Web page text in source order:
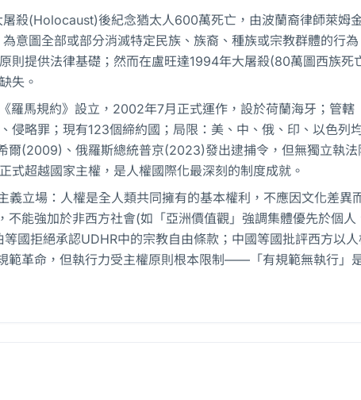
屠殺(Holocaust)後紀念猶太人600萬死亡，由波蘭裔律師萊姆
意圖全部或部分消滅特定民族、族裔、種族或宗教群體的行
則提供法律基礎；然而在盧旺達1994年大屠殺(80萬圖西族死
失。
羅馬規約》設立，2002年7月正式運作，設於荷蘭海牙；管轄
略罪；現有123個締約國；局限：美、中、俄、印、以色列
爾(2009)、俄羅斯總統普京(2023)發出逮捕令，但無獨立執法
式超越國家主權，是人權國際化最深刻的制度成就。
義立場：人權是全人類共同擁有的基本權利，不應因文化差異
能強加於非西方社會(如「亞洲價值觀」強調集體優先於個人
國拒絕承認UDHR中的宗教自由條款；中國等國批評西方以
範革命，但執行力受主權原則根本限制——「有規範無執行」